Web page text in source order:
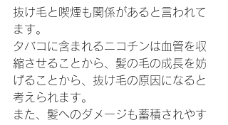
抜け毛と喫煙も関係があると言われて
ます。
タバコに含まれるニコチンは血管を収
縮させることから、髪の毛の成長を妨
げることから、抜け毛の原因になると
考えられます。
また、髪へのダメージも蓄積されやす